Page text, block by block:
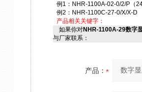
例1：NHR-1100A-02-0/2/P（
例2：NHR-1100C-27-0/X/X-D
产品相关关键字：
如果你对NHR-1100A-29数字
与厂家联系：
产品：